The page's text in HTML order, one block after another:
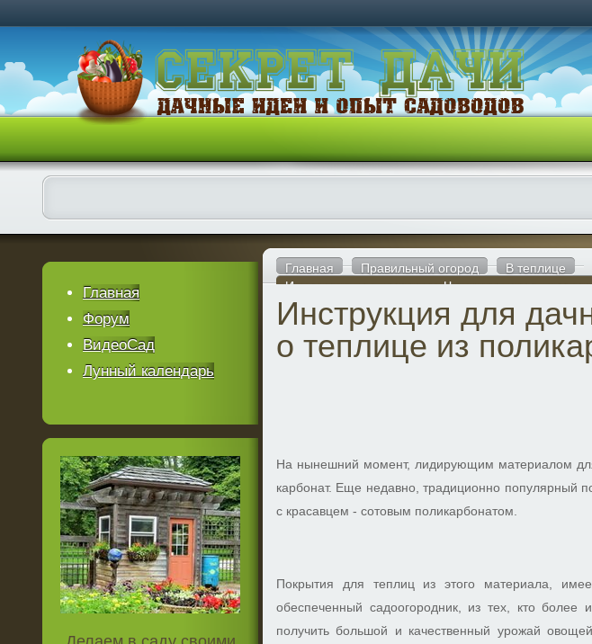
Главная Правильный огород
В теплице
Инструкция для дачников. Что нужно знать о
Инструкция для
о теплице из
На нынешний момент, лидирующим материалом
карбонат. Еще недавно, традиционно популярный
с красавцем - сотовым поликарбонатом.
Покрытия для теплиц из этого материала,
обеспеченный садоогородник, из тех, кто
получить большой и качественный урожай
Главная
Форум
ВидеоСад
Лунный календарь